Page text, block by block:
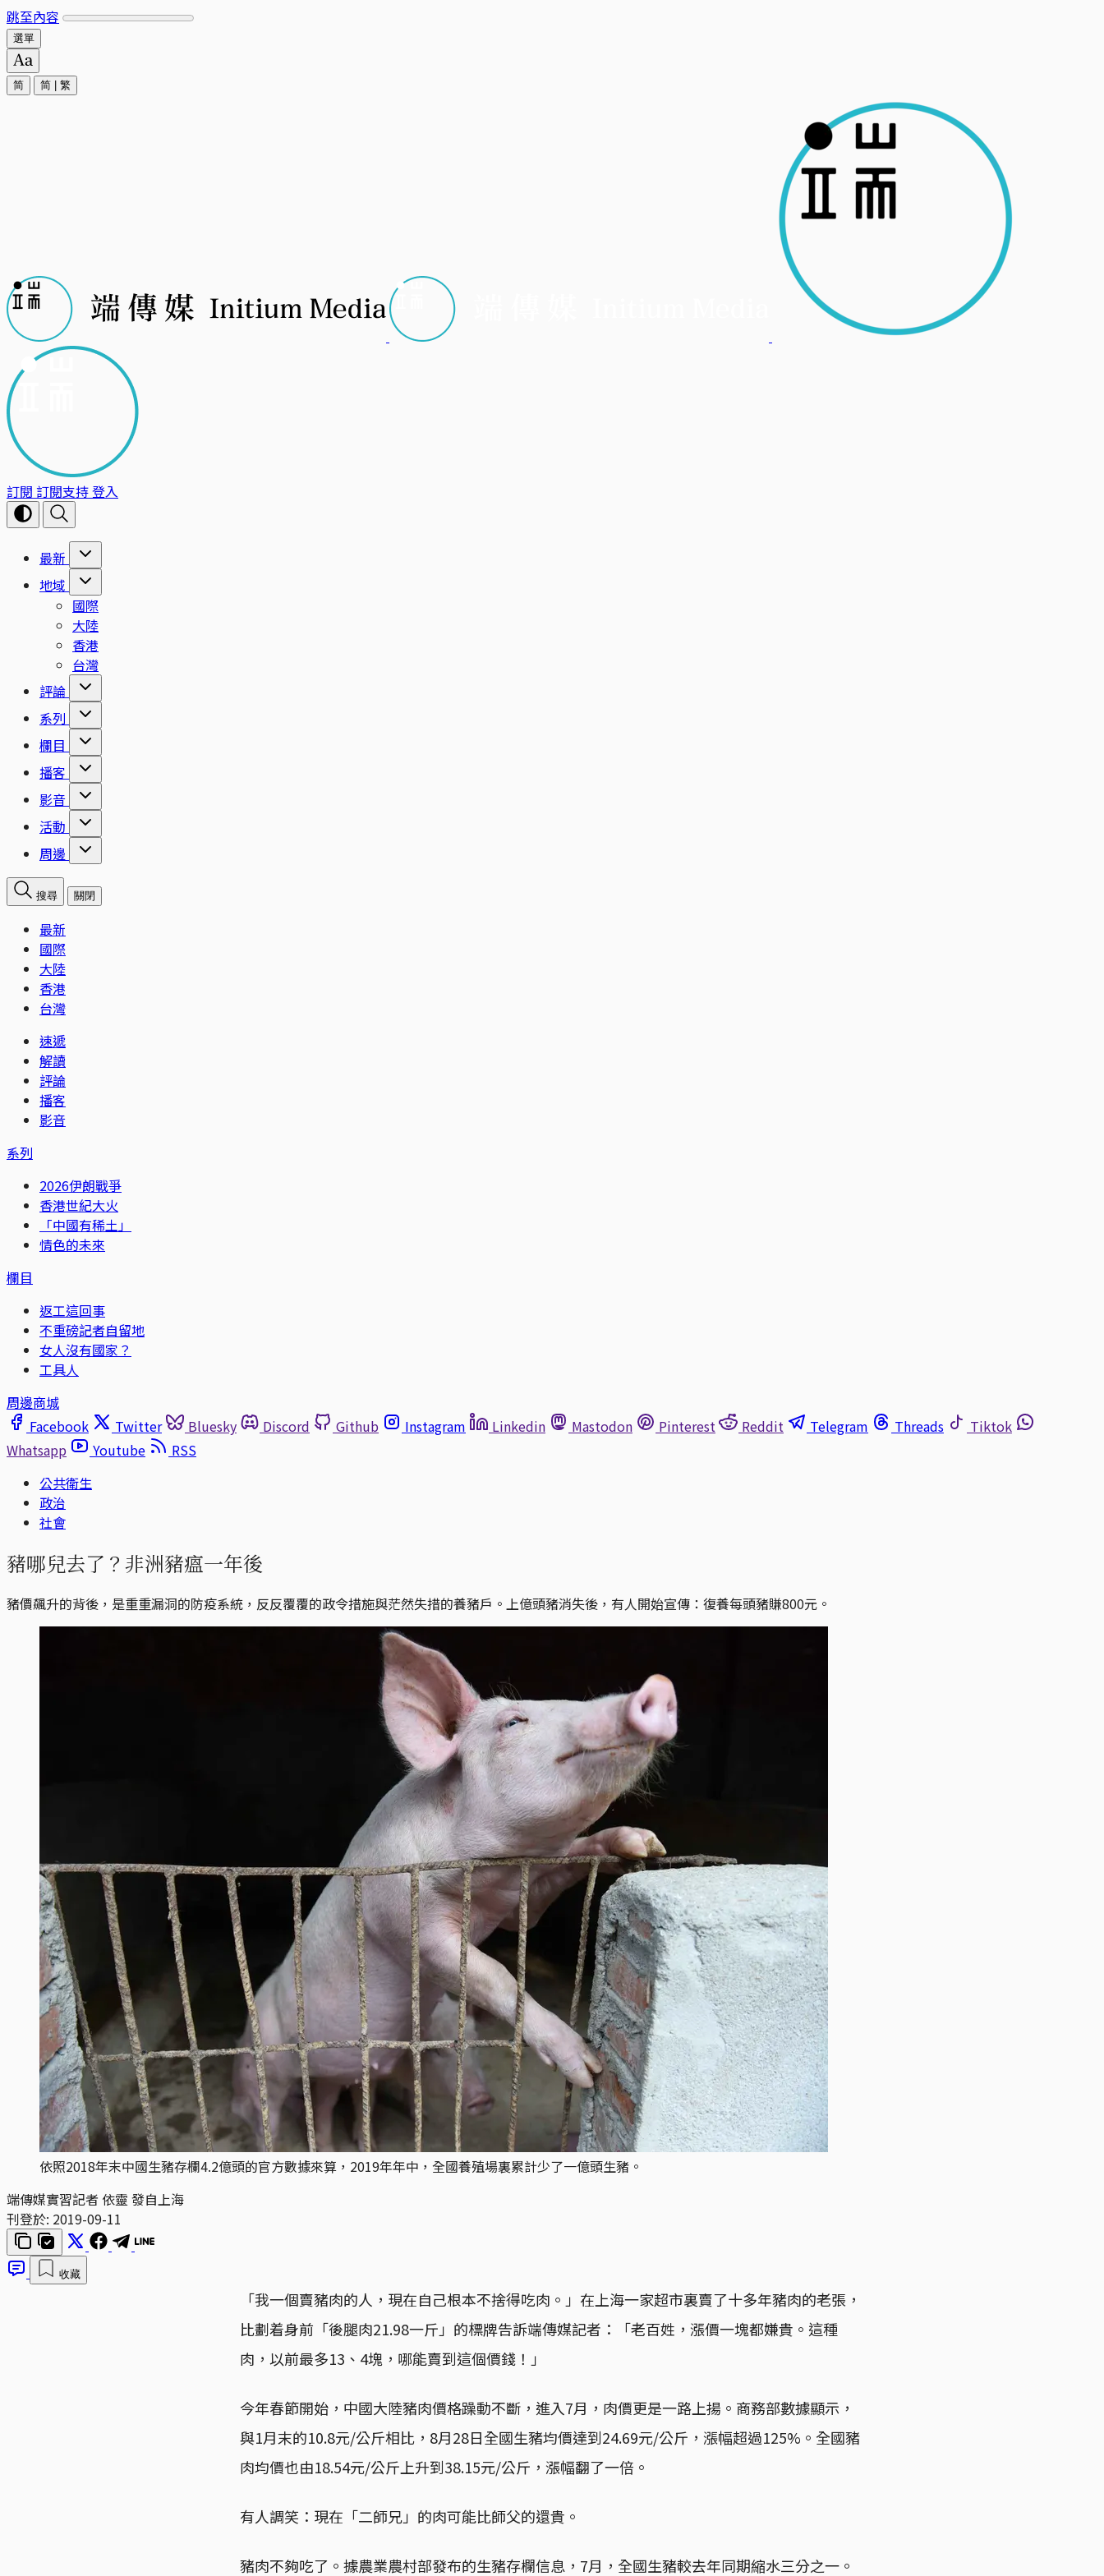
跳至內容
選單
简 简 繁
訂閱 訂閱支持登入
最新
地域
國際
大陸
香港
台灣
評論
系列
欄目
播客
影音
活動
周邊
搜尋 關閉
最新
國際
大陸
香港
台灣
速遞
解讀
評論
播客
影音
系列
2026伊朗戰爭
香港世紀大火
「中國有稀土」
情色的未來
欄目
返工這回事
不重磅記者自留地
女人沒有國家？
工具人
周邊商城
Facebook
Twitter Bluesky Discord Github Instagram Linkedin Mastodon Pinterest Reddit Telegram Threads
Tiktok
Whatsapp
Youtube
RSS
公共衛生
政治
社會
豬哪兒去了？非洲豬瘟一年後
豬價飆升的背後，是重重漏洞的防疫系統，反反覆覆的政令措施與茫然失措的養豬戶。上億頭豬消失後，有人開始宣傳：復養每頭豬賺800元。
依照2018年末中國生豬存欄4.2億頭的官方數據來算，2019年年中，全國養殖場裏累計少了一億頭生豬。
端傳媒實習記者 依靈 發自上海
刊登於: 2019-09-11
收藏
「我一個賣豬肉的人，現在自己根本不捨得吃肉。」在上海一家超市裏賣了十多年豬肉的老張，
比劃着身前「後腿肉21.98一斤」的標牌告訴端傳媒記者：「老百姓，漲價一塊都嫌貴。這種
肉，以前最多13、4塊，哪能賣到這個價錢！」
今年春節開始，中國大陸豬肉價格躁動不斷，進入7月，肉價更是一路上揚。商務部數據顯示，
與1月末的10.8元/公斤相比，8月28日全國生豬均價達到24.69元/公斤，漲幅超過125%。全國豬
肉均價也由18.54元/公斤上升到38.15元/公斤，漲幅翻了一倍。
有人調笑：現在「二師兄」的肉可能比師父的還貴。
豬肉不夠吃了。據農業農村部發布的生豬存欄信息，7月，全國生豬較去年同期縮水三分之一。